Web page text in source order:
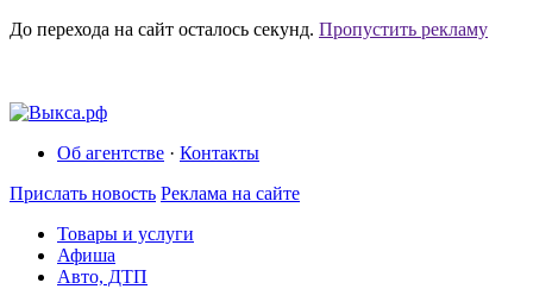
До перехода на сайт осталось секунд. Пропустить рекламу
Об агентстве · Контакты
Прислать новость Реклама на сайте
Товары и услуги
Афиша
Авто, ДТП